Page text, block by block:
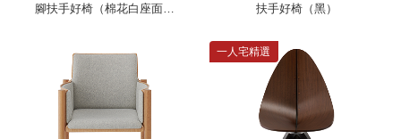
腳扶手好椅（棉花白座面、
扶手好椅（黑）
一人宅精選